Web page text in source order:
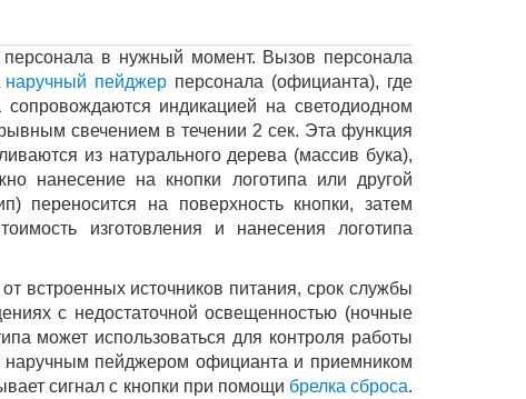
в нужный момент. Вызов персонала
наручный пейджер персонала (официанта), где
индикацией на светодиодном
свечением в течении 2 сек. Эта функция
из натурального дерева (массив бука),
нанесение на кнопки логотипа или другой
переносится на поверхность кнопки, затем
изготовления и нанесения логотипа
встроенных источников питания, срок службы
с недостаточной освещенностью (ночные
может использоваться для контроля работы
наручным пейджером официанта и приемником
сигнал с кнопки при помощи брелка сброса.